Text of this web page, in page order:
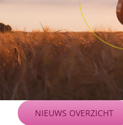
NIEUWS OVERZICHT